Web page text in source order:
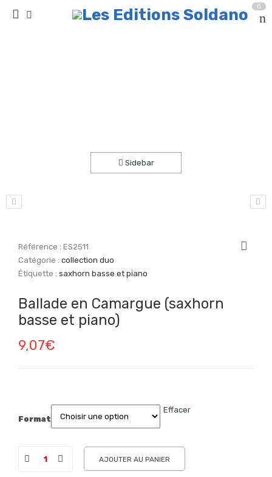
0
Sidebar
Référence :ES2511
Catégorie :collection duo
Étiquette :saxhorn basse et piano
Ballade en Camargue (saxhorn
basse et piano)
9,07€
Format
Effacer
AJOUTER AU PANIER